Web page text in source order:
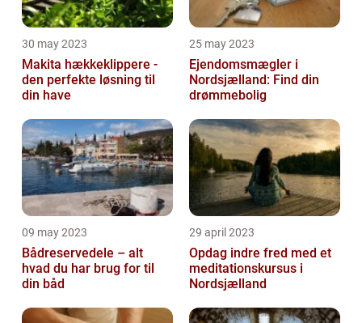
30 may 2023
Makita hækkeklippere -
den perfekte løsning til
din have
25 may 2023
Ejendomsmægler i
Nordsjælland: Find din
drømmebolig
09 may 2023
Bådreservedele – alt
hvad du har brug for til
din båd
29 april 2023
Opdag indre fred med et
meditationskursus i
Nordsjælland